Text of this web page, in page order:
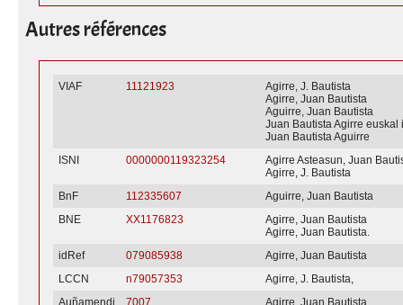
Autres références
VIAF 11121923
Agirre, J. Bautista
Agirre, Juan Bautista
Aguirre, Juan Bautista
Juan Bautista Agirre euskal
Juan Bautista Aguirre
ISNI
0000000119323254
Agirre Asteasun, Juan
Agirre, J. Bautista
BnF
112335607
Aguirre, Juan Bautista
BNE
XX1176823
Agirre, Juan Bautista
Agirre, Juan Bautista.
idRef
079085938
Agirre, Juan Bautista
LCCN
n79057353
Agirre, J. Bautista,
Auñamendi
7007
Agirre, Juan Bautista